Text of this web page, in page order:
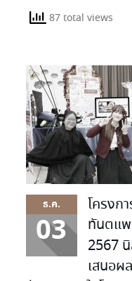
87 total views
ธ.ค.
03
โครงก
ทันตแ
2567
เสนอผ